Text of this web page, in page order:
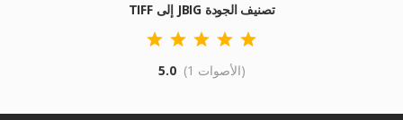
TIFF إلى JBIG تصنيف الجودة
5.0 (1 الأصوات)